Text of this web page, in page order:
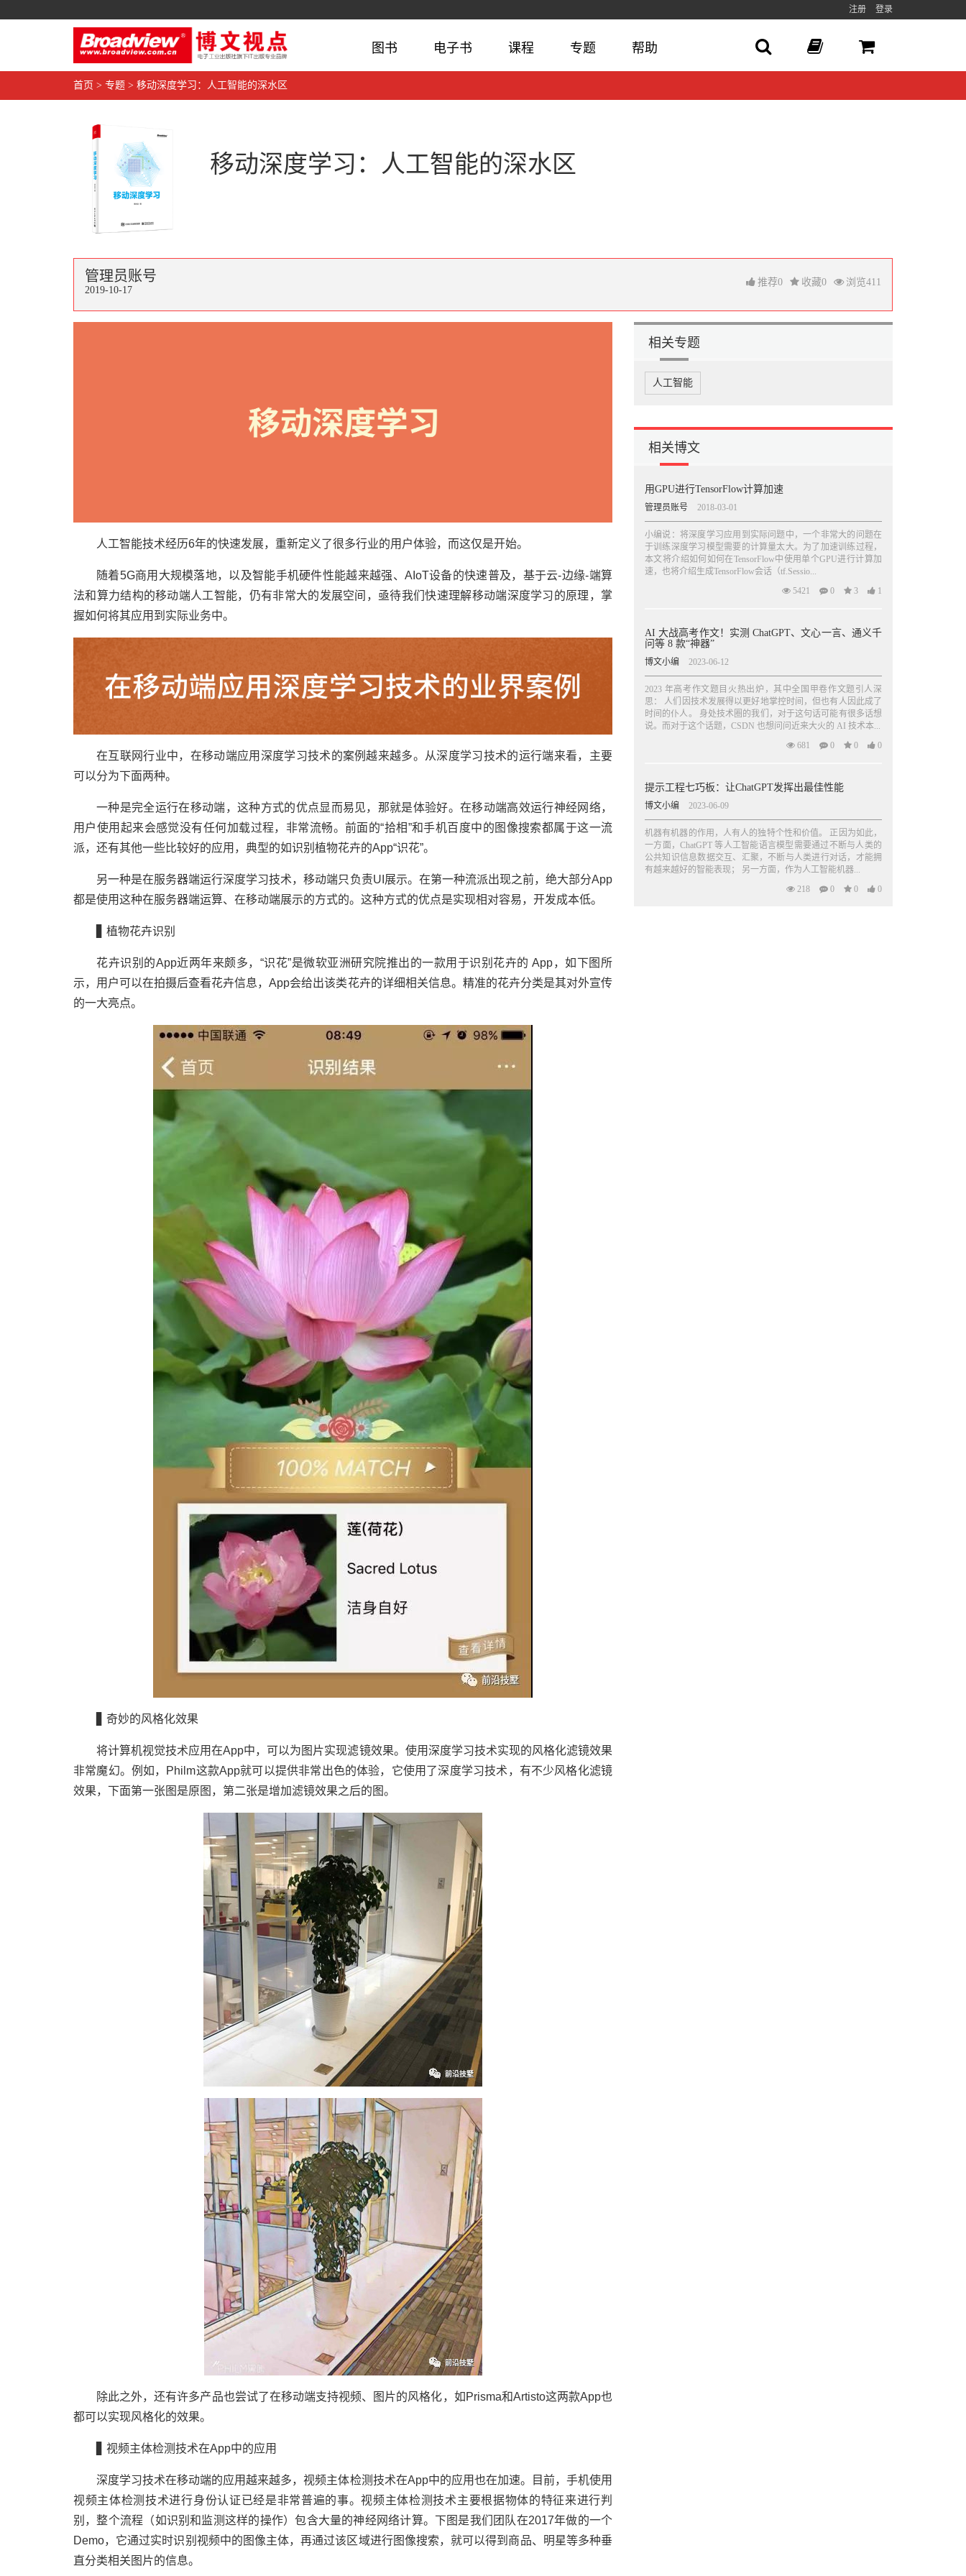
注册 登录
图书 电子书 课程 专题 帮助
首页 > 专题 > 移动深度学习：人工智能的深水区
移动深度学习：人工智能的深水区
管理员账号
2019-10-17
推荐0 收藏0 浏览411
人工智能技术经历6年的快速发展，重新定义了很多行业的用户体验，而这仅是开始。
随着5G商用大规模落地，以及智能手机硬件性能越来越强、AIoT设备的快速普及，基于云-边缘-端算
法和算力结构的移动端人工智能，仍有非常大的发展空间，亟待我们快速理解移动端深度学习的原理，掌
握如何将其应用到实际业务中。
在互联网行业中，在移动端应用深度学习技术的案例越来越多。从深度学习技术的运行端来看，主要
可以分为下面两种。
一种是完全运行在移动端，这种方式的优点显而易见，那就是体验好。在移动端高效运行神经网络，
用户使用起来会感觉没有任何加载过程，非常流畅。前面的“拾相”和手机百度中的图像搜索都属于这一流
派，还有其他一些比较好的应用，典型的如识别植物花卉的App“识花”。
另一种是在服务器端运行深度学习技术，移动端只负责UI展示。在第一种流派出现之前，绝大部分App
都是使用这种在服务器端运算、在移动端展示的方式的。这种方式的优点是实现相对容易，开发成本低。
▊ 植物花卉识别
花卉识别的App近两年来颇多，“识花”是微软亚洲研究院推出的一款用于识别花卉的 App，如下图所
示，用户可以在拍摄后查看花卉信息，App会给出该类花卉的详细相关信息。精准的花卉分类是其对外宣传
的一大亮点。
▊ 奇妙的风格化效果
将计算机视觉技术应用在App中，可以为图片实现滤镜效果。使用深度学习技术实现的风格化滤镜效果
非常魔幻。例如，Philm这款App就可以提供非常出色的体验，它使用了深度学习技术，有不少风格化滤镜
效果，下面第一张图是原图，第二张是增加滤镜效果之后的图。
除此之外，还有许多产品也尝试了在移动端支持视频、图片的风格化，如Prisma和Artisto这两款App也
都可以实现风格化的效果。
▊ 视频主体检测技术在App中的应用
深度学习技术在移动端的应用越来越多，视频主体检测技术在App中的应用也在加速。目前，手机使用
视频主体检测技术进行身份认证已经是非常普遍的事。视频主体检测技术主要根据物体的特征来进行判
别，整个流程（如识别和监测这样的操作）包含大量的神经网络计算。下图是我们团队在2017年做的一个
Demo，它通过实时识别视频中的图像主体，再通过该区域进行图像搜索，就可以得到商品、明星等多种垂
直分类相关图片的信息。
相关专题
人工智能
相关博文
用GPU进行TensorFlow计算加速
管理员账号 2018-03-01
小编说：将深度学习应用到实际问题中，一个非常大的问题在
于训练深度学习模型需要的计算量太大。为了加速训练过程，
本文将介绍如何如何在TensorFlow中使用单个GPU进行计算加
速，也将介绍生成TensorFlow会话（tf.Sessio...
5421
0 3 1
AI 大战高考作文！实测 ChatGPT、文心一言、通义千
问等 8 款“神器”
博文小编 2023-06-12
2023 年高考作文题目火热出炉，其中全国甲卷作文题引人深
思： 人们因技术发展得以更好地掌控时间，但也有人因此成了
时间的仆人。 身处技术圈的我们，对于这句话可能有很多话想
说。而对于这个话题，CSDN 也想问问近来大火的 AI 技术本...
681
0 0 0
提示工程七巧板：让ChatGPT发挥出最佳性能
博文小编 2023-06-09
机器有机器的作用，人有人的独特个性和价值。 正因为如此，
一方面，ChatGPT 等人工智能语言模型需要通过不断与人类的
公共知识信息数据交互、汇聚，不断与人类进行对话，才能拥
有越来越好的智能表现； 另一方面，作为人工智能机器...
218
0 0 0